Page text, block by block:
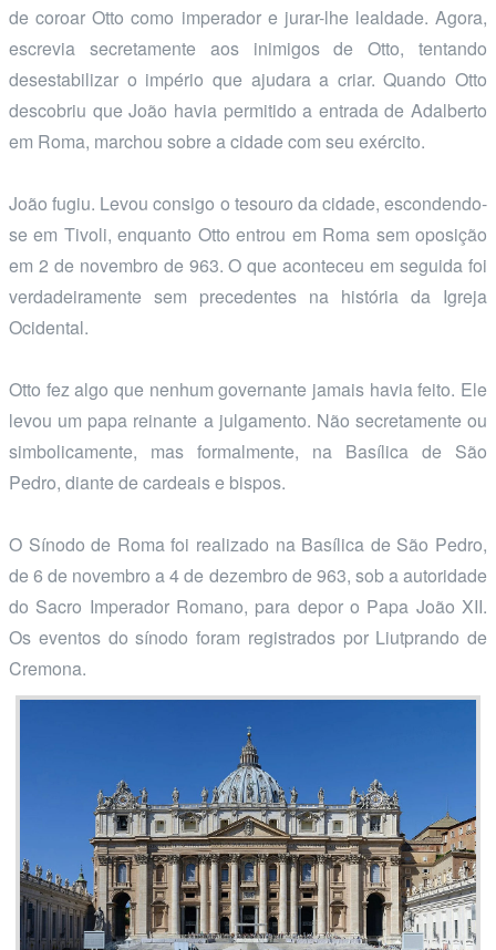
de coroar Otto como imperador e jurar-lhe lealdade. Agora,
escrevia secretamente aos inimigos de Otto, tentando
desestabilizar o império que ajudara a criar. Quando Otto
descobriu que João havia permitido a entrada de Adalberto
em Roma, marchou sobre a cidade com seu exército.
João fugiu. Levou consigo o tesouro da cidade, escondendo-
se em Tivoli, enquanto Otto entrou em Roma sem oposição
em 2 de novembro de 963. O que aconteceu em seguida foi
verdadeiramente sem precedentes na história da Igreja
Ocidental.
Otto fez algo que nenhum governante jamais havia feito. Ele
levou um papa reinante a julgamento. Não secretamente ou
simbolicamente, mas formalmente, na Basílica de São
Pedro, diante de cardeais e bispos.
O Sínodo de Roma foi realizado na Basílica de São Pedro,
de 6 de novembro a 4 de dezembro de 963, sob a autoridade
do Sacro Imperador Romano, para depor o Papa João XII.
Os eventos do sínodo foram registrados por Liutprando de
Cremona.